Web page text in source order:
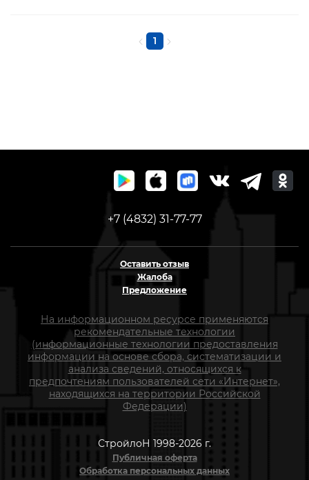
1
+7 (4832) 31-77-77
Оставить отзыв
Жалоба
Предложение
На информационном ресурсе применяются
рекомендательные технологии
(информационные технологии предоставления
информации на основе сбора, систематизации и
анализа сведений, относящихся к
предпочтениям пользователей сети «Интернет»,
находящихся на территории Российской
Федерации)
СтройлоН 1998-2026 г.
Публичная оферта
Обработка персональных данных